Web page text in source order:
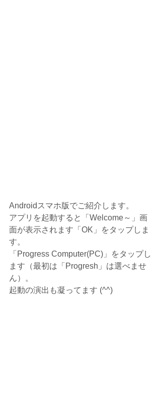
Androidスマホ版でご紹介します。
アプリを起動すると「Welcome～」画
面が表示されます「OK」をタップしま
す。
「Progress Computer(PC)」をタップし
ます（最初は「Progresh」は選べませ
ん）。
起動の演出も凝ってます (^^)